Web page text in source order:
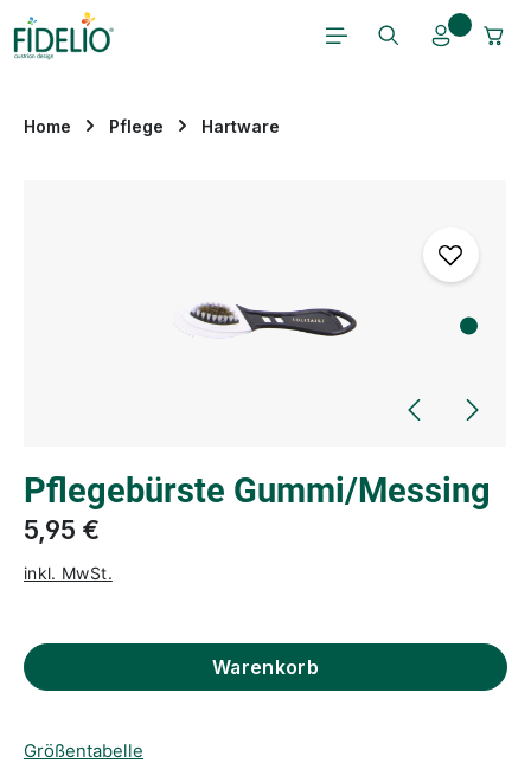
Zum Hauptinhalt springen
Home Pflege Hartware
Pflegebürste Gummi/Messing
5,95 €
inkl. MwSt.
Warenkorb
Größentabelle